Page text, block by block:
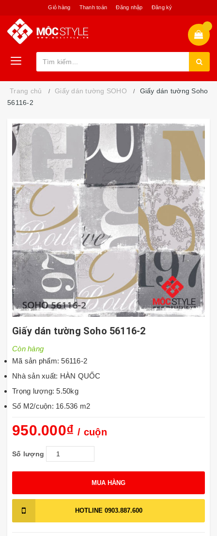
Giỏ hàng Thanh toán Đăng nhập Đăng ký
Trang chủ Giấy dán tường SOHO
Giấy dán tường Soho
56116-2
Giấy dán tường Soho 56116-2
Còn hàng
Mã sản phẩm: 56116-2
Nhà sản xuất: HÀN QUỐC
Trọng lượng: 5.50kg
Số M2/cuộn: 16.536 m2
950.000₫/ cuộn
Số lượng
MUA HÀNG
HOTLINE 0903.887.600